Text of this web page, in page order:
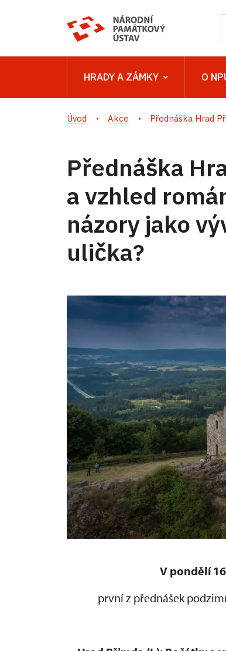
HRADY A ZÁMKY O
Úvod Akce Přednáška Hrad
Přednáška
a vzhled
názory jako
ulička?
V pondělí
první z přednášek